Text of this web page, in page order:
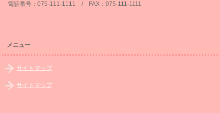
電話番号：075-111-1111 / FAX：075-111-1111
メニュー
サイトマップ
サイトマップ